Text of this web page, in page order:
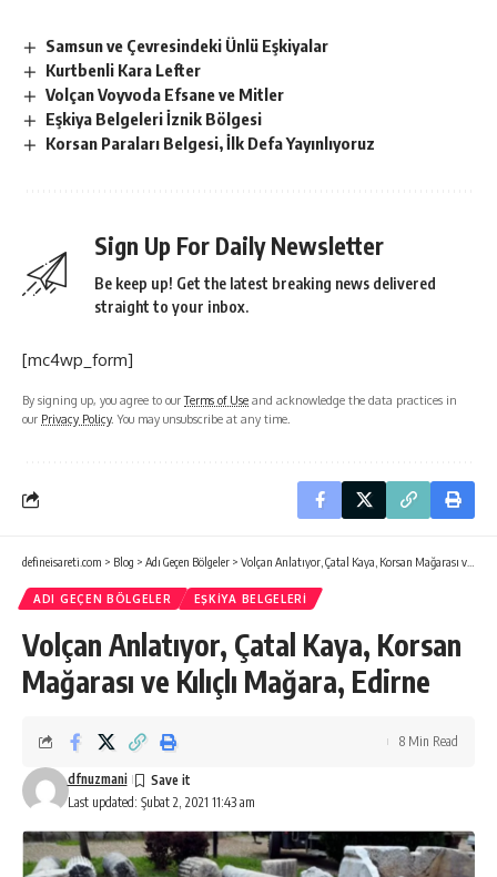
Samsun ve Çevresindeki Ünlü Eşkiyalar
Kurtbenli Kara Lefter
Volçan Voyvoda Efsane ve Mitler
Eşkiya Belgeleri İznik Bölgesi
Korsan Paraları Belgesi, İlk Defa Yayınlıyoruz
Sign Up For Daily Newsletter
Be keep up! Get the latest breaking news delivered
straight to your inbox.
[mc4wp_form]
By signing up, you agree to ourTerms of Use and acknowledge the data practices in
our Privacy Policy. You may unsubscribe at any time.
defineisareti.com > Blog > Adı Geçen Bölgeler > Volçan Anlatıyor, Çatal Kaya, Korsan Mağarası ve Kılıçlı Mağara, Edirne
ADI GEÇEN BÖLGELER EŞKIYA BELGELERI
Volçan Anlatıyor, Çatal Kaya, Korsan
Mağarası ve Kılıçlı Mağara, Edirne
Last updated: Şubat 2, 2021 11:43 am
dfnuzmani
8 Min Read